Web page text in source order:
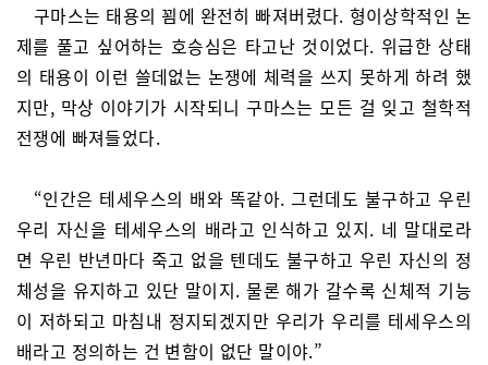
구마스는 태용의 꾐에 완전히 빠져버렸다. 형이상학적인 논
제를 풀고 싶어하는 호승심은 타고난 것이었다. 위급한 상태
의 태용이 이런 쓸데없는 논쟁에 체력을 쓰지 못하게 하려 했
지만, 막상 이야기가 시작되니 구마스는 모든 걸 잊고 철학적
전쟁에 빠져들었다.
“인간은 테세우스의 배와 똑같아. 그런데도 불구하고 우린
우리 자신을 테세우스의 배라고 인식하고 있지. 네 말대로라
면 우린 반년마다 죽고 없을 텐데도 불구하고 우린 자신의 정
체성을 유지하고 있단 말이지. 물론 해가 갈수록 신체적 기능
이 저하되고 마침내 정지되겠지만 우리가 우리를 테세우스의
배라고 정의하는 건 변함이 없단 말이야.”